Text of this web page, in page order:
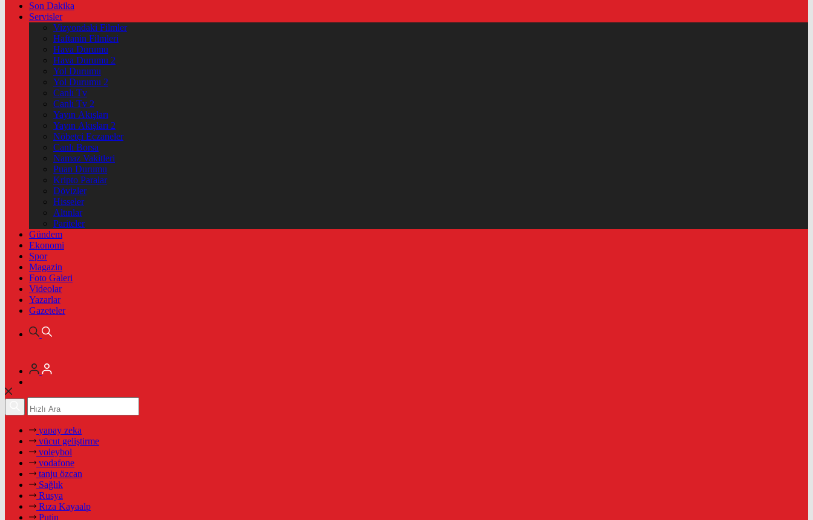
Son Dakika
Servisler
Vizyondaki Filmler
Haftanin Filmleri
Hava Durumu
Hava Durumu 2
Yol Durumu
Yol Durumu 2
Canlı Tv
Canlı Tv 2
Yayın Akışları
Yayın Akışları 2
Nöbetçi Eczaneler
Canlı Borsa
Namaz Vakitleri
Puan Durumu
Kripto Paralar
Dövizler
Hisseler
Altınlar
Pariteler
Gündem
Ekonomi
Spor
Magazin
Foto Galeri
Videolar
Yazarlar
Gazeteler
yapay zeka
vücut geliştirme
voleybol
vodafone
tanju özcan
Sağlık
Rusya
Rıza Kayaalp
Putin